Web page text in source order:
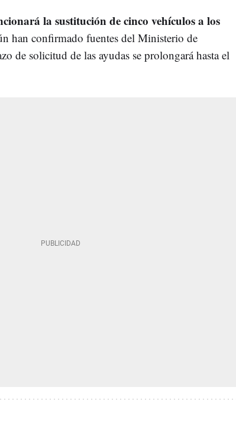
la sustitución de cinco vehículos a los
han confirmado fuentes del Ministerio de
de solicitud de las ayudas se prolongará hasta el